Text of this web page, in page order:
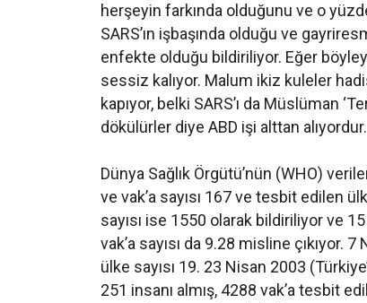
herşeyin farkında olduğunu ve o
SARS’ın işbaşında olduğu ve
enfekte olduğu bildiriliyor. Eğer
sessiz kalıyor. Malum ikiz kuleler
kapıyor, belki SARS’ı da Müslüman
dökülürler diye ABD işi alttan alıyordur.
Dünya Sağlık Örgütü’nün (WHO)
ve vak’a sayısı 167 ve tesbit edilen
sayısı ise 1550 olarak bildiriliyor ve
vak’a sayısı da 9.28 misline çıkıyor.
ülke sayısı 19. 23 Nisan 2003
251 insanı almış, 4288 vak’a tesbit